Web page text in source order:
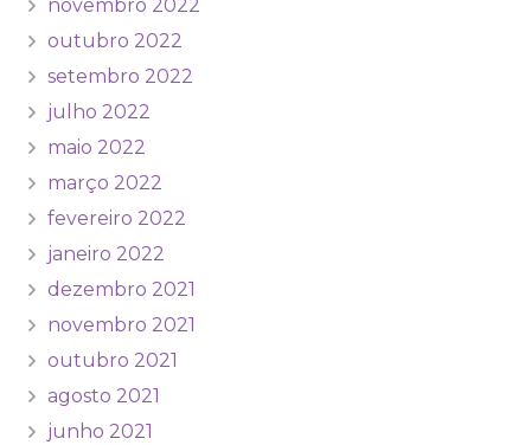
novembro 2022
outubro 2022
setembro 2022
julho 2022
maio 2022
março 2022
fevereiro 2022
janeiro 2022
dezembro 2021
novembro 2021
outubro 2021
agosto 2021
junho 2021